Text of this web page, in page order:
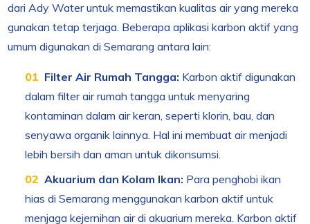
dari Ady Water untuk memastikan kualitas air yang mereka
gunakan tetap terjaga. Beberapa aplikasi karbon aktif yang
umum digunakan di Semarang antara lain:
Filter Air Rumah Tangga: Karbon aktif digunakan
dalam filter air rumah tangga untuk menyaring
kontaminan dalam air keran, seperti klorin, bau, dan
senyawa organik lainnya. Hal ini membuat air menjadi
lebih bersih dan aman untuk dikonsumsi.
Akuarium dan Kolam Ikan: Para penghobi ikan
hias di Semarang menggunakan karbon aktif untuk
menjaga kejernihan air di akuarium mereka. Karbon aktif